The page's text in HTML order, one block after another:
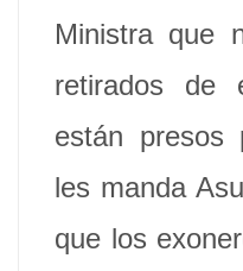
Ministra que
retirados de
están presos
les manda
que los